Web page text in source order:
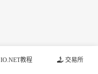
IO.NET教程 交易所